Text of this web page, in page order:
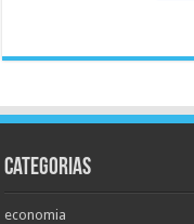
Categorias
economia